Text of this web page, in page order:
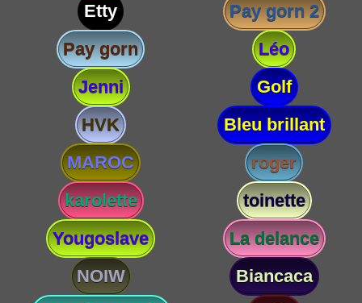
Etty
Pay gorn 2
Pay gorn
Léo
Jenni
Golf
HVK
Bleu brillant
MAROC
roger
karolette
toinette
Yougoslave
La delance
NOIW
Biancaca